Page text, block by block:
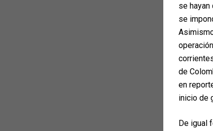
se
se
de
en
inicio de
De igual